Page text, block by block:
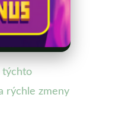
týchto
rýchle zmeny